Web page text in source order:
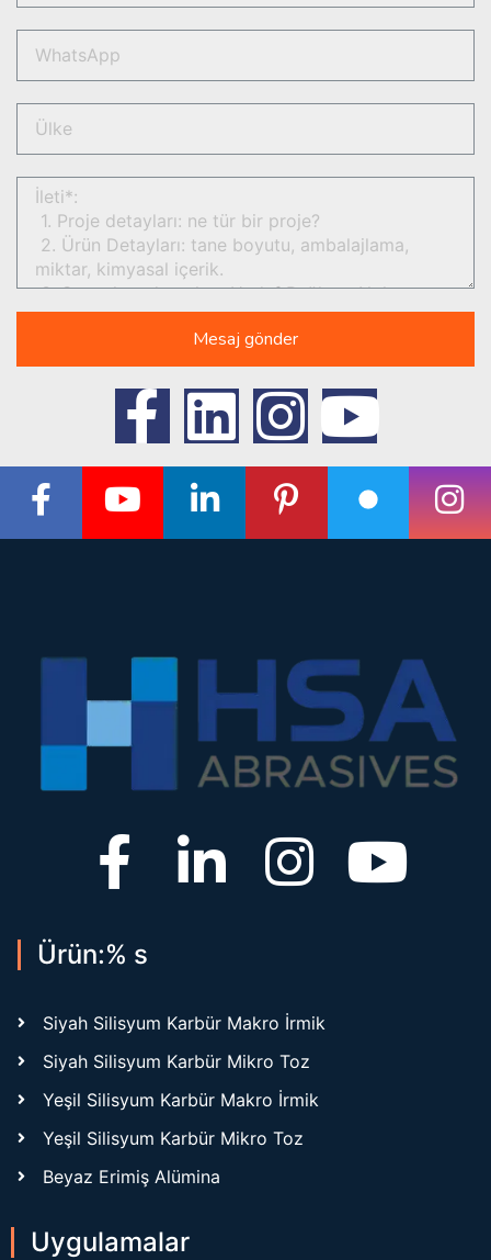
Mesaj gönder
Ürün:% s
Siyah Silisyum Karbür Makro İrmik
Siyah Silisyum Karbür Mikro Toz
Yeşil Silisyum Karbür Makro İrmik
Yeşil Silisyum Karbür Mikro Toz
Beyaz Erimiş Alümina
Uygulamalar